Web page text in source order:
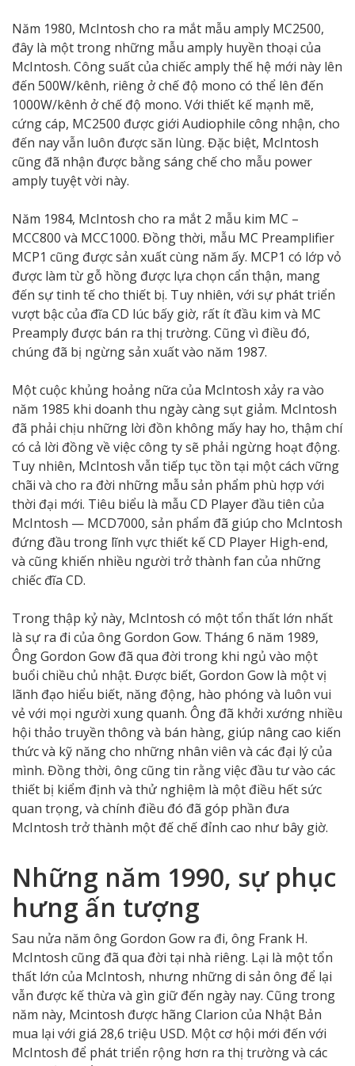
Năm 1980, McIntosh cho ra mắt mẫu amply MC2500,
đây là một trong những mẫu amply huyền thoại của
McIntosh. Công suất của chiếc amply thế hệ mới này lên
đến 500W/kênh, riêng ở chế độ mono có thể lên đến
1000W/kênh ở chế độ mono. Với thiết kế mạnh mẽ,
cứng cáp, MC2500 được giới Audiophile công nhận, cho
đến nay vẫn luôn được săn lùng. Đặc biệt, McIntosh
cũng đã nhận được bằng sáng chế cho mẫu power
amply tuyệt vời này.
Năm 1984, McIntosh cho ra mắt 2 mẫu kim MC –
MCC800 và MCC1000. Đồng thời, mẫu MC Preamplifier
MCP1 cũng được sản xuất cùng năm ấy. MCP1 có lớp vỏ
được làm từ gỗ hồng được lựa chọn cẩn thận, mang
đến sự tinh tế cho thiết bị. Tuy nhiên, với sự phát triển
vượt bậc của đĩa CD lúc bấy giờ, rất ít đầu kim và MC
Preamply được bán ra thị trường. Cũng vì điều đó,
chúng đã bị ngừng sản xuất vào năm 1987.
Một cuộc khủng hoảng nữa của McIntosh xảy ra vào
năm 1985 khi doanh thu ngày càng sụt giảm. McIntosh
đã phải chịu những lời đồn không mấy hay ho, thậm chí
có cả lời đồng về việc công ty sẽ phải ngừng hoạt động.
Tuy nhiên, McIntosh vẫn tiếp tục tồn tại một cách vững
chãi và cho ra đời những mẫu sản phẩm phù hợp với
thời đại mới. Tiêu biểu là mẫu CD Player đầu tiên của
McIntosh — MCD7000, sản phẩm đã giúp cho McIntosh
đứng đầu trong lĩnh vực thiết kế CD Player High-end,
và cũng khiến nhiều người trở thành fan của những
chiếc đĩa CD.
Trong thập kỷ này, McIntosh có một tổn thất lớn nhất
là sự ra đi của ông Gordon Gow. Tháng 6 năm 1989,
Ông Gordon Gow đã qua đời trong khi ngủ vào một
buổi chiều chủ nhật. Được biết, Gordon Gow là một vị
lãnh đạo hiểu biết, năng động, hào phóng và luôn vui
vẻ với mọi người xung quanh. Ông đã khởi xướng nhiều
hội thảo truyền thông và bán hàng, giúp nâng cao kiến
thức và kỹ năng cho những nhân viên và các đại lý của
mình. Đồng thời, ông cũng tin rằng việc đầu tư vào các
thiết bị kiểm định và thử nghiệm là một điều hết sức
quan trọng, và chính điều đó đã góp phần đưa
McIntosh trở thành một đế chế đỉnh cao như bây giờ.
Những năm 1990, sự phục
hưng ấn tượng
Sau nửa năm ông Gordon Gow ra đi, ông Frank H.
McIntosh cũng đã qua đời tại nhà riêng. Lại là một tổn
thất lớn của McIntosh, nhưng những di sản ông để lại
vẫn được kế thừa và gìn giữ đến ngày nay. Cũng trong
năm này, Mcintosh được hãng Clarion của Nhật Bản
mua lại với giá 28,6 triệu USD. Một cơ hội mới đến với
McIntosh để phát triển rộng hơn ra thị trường và các